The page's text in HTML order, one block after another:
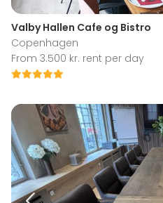
Valby Hallen Cafe og Bistro
Copenhagen
From 3.500 kr. rent per day